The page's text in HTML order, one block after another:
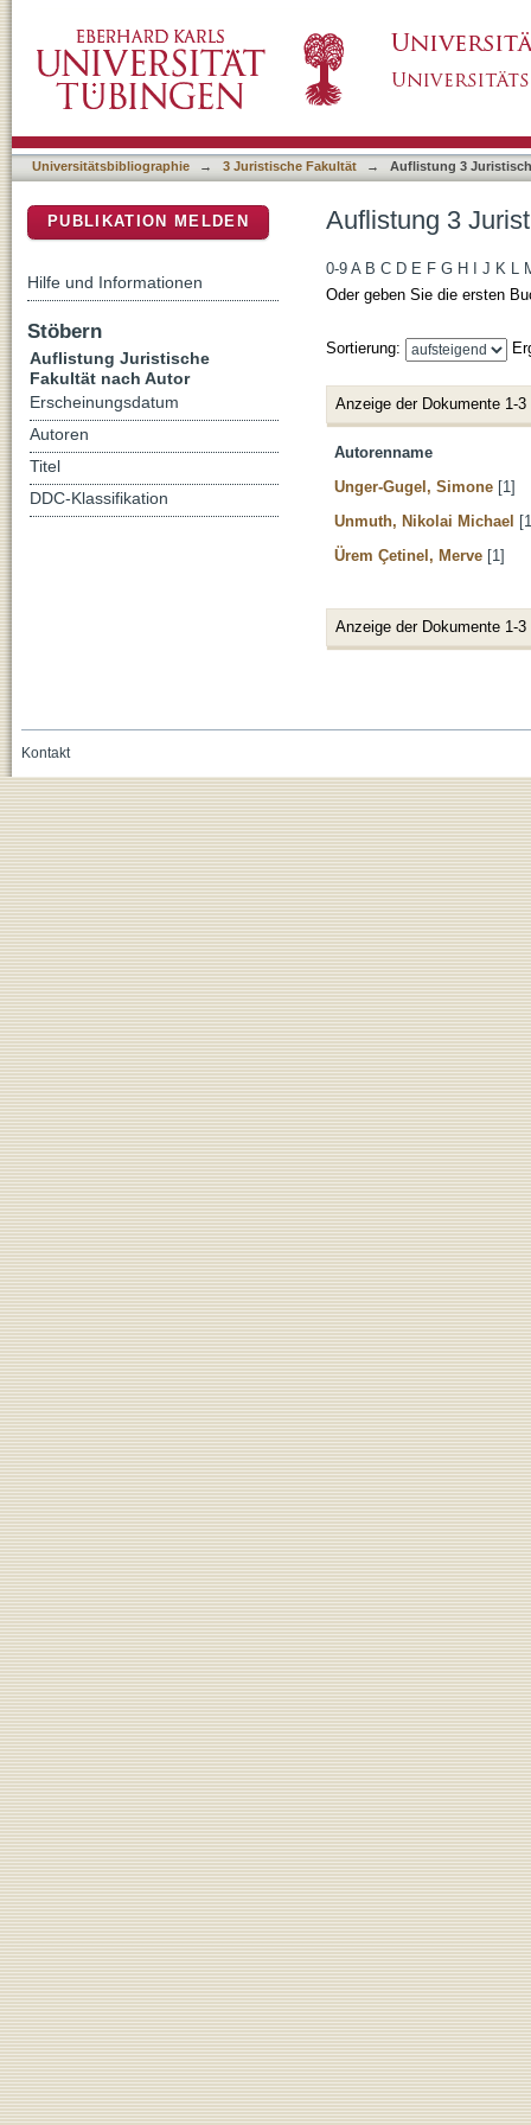
Universitätsbibliographie → 3 Juristische Fakultät → Auflistung 3
Auflistung 3
0-9 A B C D E F G H J K L
Oder geben Sie die ersten
Sortierung:
Anzeige der Dokumente 1-3
Autorenname
Unger-Gugel, Simone [1]
Unmuth, Nikolai Michael
Ürem Çetinel, Merve [1]
Anzeige der Dokumente 1-3
PUBLIKATION MELDEN
Hilfe und Informationen
Stöbern
Auflistung Juristische
Fakultät nach Autor
Erscheinungsdatum
Autoren
Titel
DDC-Klassifikation
Kontakt